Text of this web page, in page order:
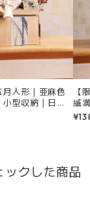
月人形｜亜麻色
型収納｜日米
シリーズ｜
【
縅
｜
ックした商品